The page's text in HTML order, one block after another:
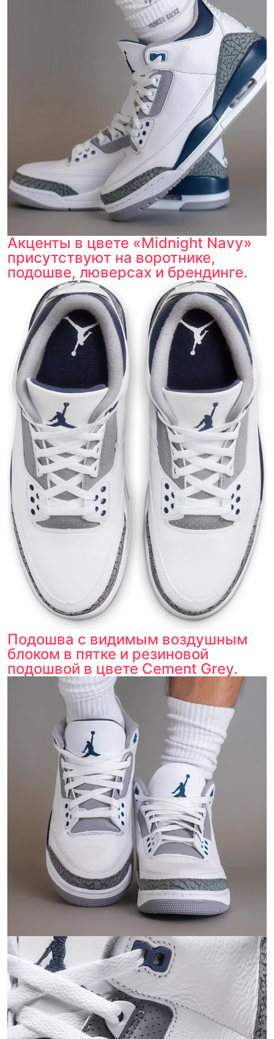
Акценты в цвете «Midnight Navy»
присутствуют на воротнике,
подошве, люверсах и брендинге.
Подошва с видимым воздушным
блоком в пятке и резиновой
подошвой в цвете Cement Grey.